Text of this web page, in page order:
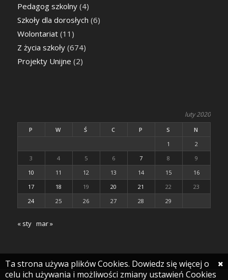
Pedagog szkolny(4)
Szkoły dla dorosłych (6)
Wolontariat(11)
Z życia szkoły(674)
Projekty Unijne (2)
luty 2020
P W Ś C P S
N
1
2
3
4 5 6 7 8
9
10
11 12 13 14 15
16
17
18 19 20 21 22
23
24
25 26 27 28 29
« sty mar »
Ta strona używa plików Cookies. Dowiedz się więcej o
celu ich używania i możliwości zmiany ustawień Cookies